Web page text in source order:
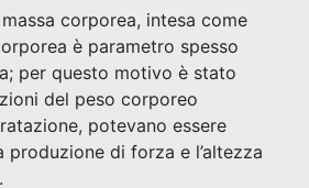
corporea, intesa come
è parametro spesso
per questo motivo è stato
del peso corporeo
potevano essere
produzione di forza e l’altezza